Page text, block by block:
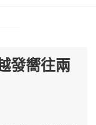
發嚮往兩